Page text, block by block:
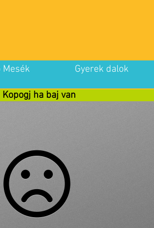
Mesék Gyerek dalok
Kopogj ha baj van